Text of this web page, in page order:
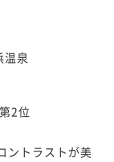
温泉
2位
ントラストが美